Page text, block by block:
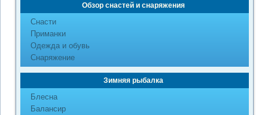
Обзор снастей и снаряжения
Снасти
Приманки
Одежда и обувь
Снаряжение
Зимняя рыбалка
Блесна
Балансир